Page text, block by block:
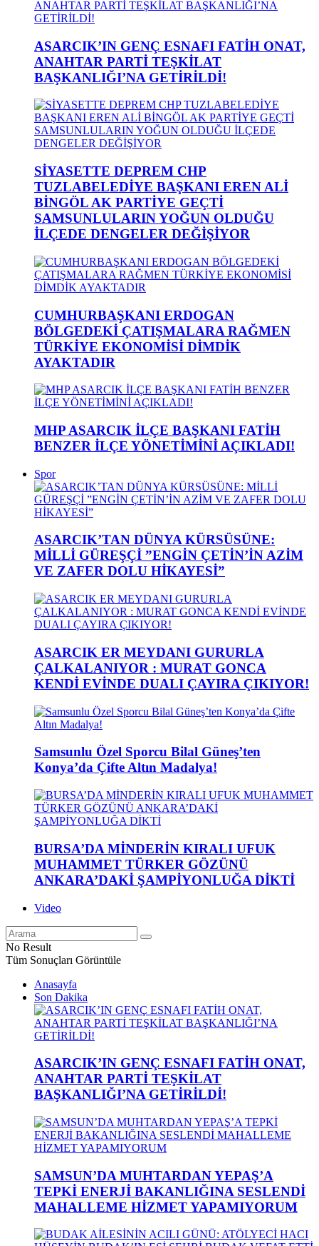
ASARCIK’IN GENÇ ESNAFI FATİH ONAT,
ANAHTAR PARTİ TEŞKİLAT
BAŞKANLIĞI’NA GETİRİLDİ!
SİYASETTE DEPREM CHP
TUZLABELEDİYE BAŞKANI EREN ALİ
BİNGÖL AK PARTİYE GEÇTİ
SAMSUNLULARIN YOĞUN OLDUĞU
İLÇEDE DENGELER DEĞİŞİYOR
CUMHURBAŞKANI ERDOGAN
BÖLGEDEKİ ÇATIŞMALARA RAĞMEN
TÜRKİYE EKONOMİSİ DİMDİK
AYAKTADIR
MHP ASARCIK İLÇE BAŞKANI FATİH
BENZER İLÇE YÖNETİMİNİ AÇIKLADI!
Spor
ASARCIK’TAN DÜNYA KÜRSÜSÜNE:
MİLLİ GÜREŞÇİ ”ENGİN ÇETİN’İN AZİM
VE ZAFER DOLU HİKAYESİ”
ASARCIK ER MEYDANI GURURLA
ÇALKALANIYOR : MURAT GONCA
KENDİ EVİNDE DUALI ÇAYIRA ÇIKIYOR!
Samsunlu Özel Sporcu Bilal Güneş’ten
Konya’da Çifte Altın Madalya!
BURSA’DA MİNDERİN KIRALI UFUK
MUHAMMET TÜRKER GÖZÜNÜ
ANKARA’DAKİ ŞAMPİYONLUĞA DİKTİ
Video
No Result
Tüm Sonuçları Görüntüle
Anasayfa
Son Dakika
ASARCIK’IN GENÇ ESNAFI FATİH ONAT,
ANAHTAR PARTİ TEŞKİLAT
BAŞKANLIĞI’NA GETİRİLDİ!
SAMSUN’DA MUHTARDAN YEPAŞ’A
TEPKİ ENERJİ BAKANLIĞINA SESLENDİ
MAHALLEME HİZMET YAPAMIYORUM